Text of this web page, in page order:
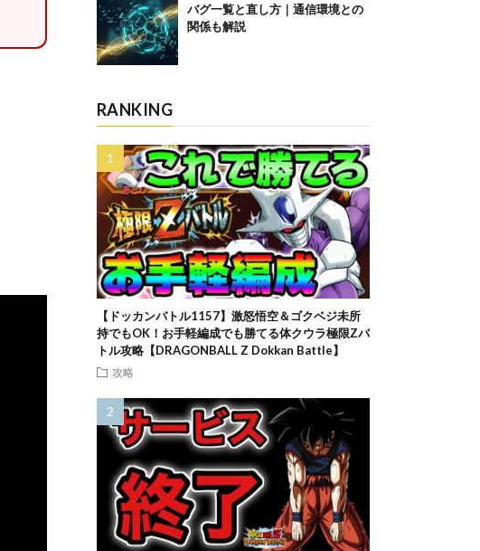
バグ一覧と直し方｜通信環境との
関係も解説
RANKING
【ドッカンバトル1157】激怒悟空＆ゴクベジ未所
持でもOK！お手軽編成でも勝てる体クウラ極限Zバ
トル攻略【DRAGONBALL Z Dokkan Battle】
攻略